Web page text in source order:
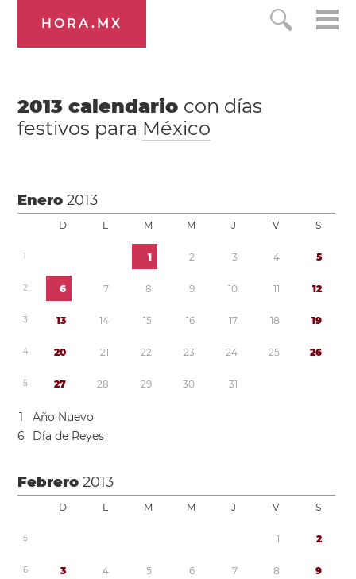
HORA.MX
2013 calendario con días
festivos para México
Enero2013
D L M M J V S
1 1 2 3 4 5
2 6 7 8 9 10 11 12
3 13 14 15 16 17 18 19
4 20 21 22 23 24 25 26
5 27 28 29 30 31
1
Año Nuevo
6
Día de Reyes
Febrero2013
D L M M J V S
5 1 2
6 3 4 5 6 7 8 9